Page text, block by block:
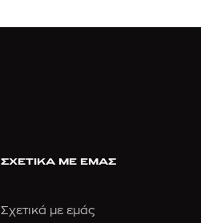
ΣΧΕΤΙΚΑ ΜΕ ΕΜΑΣ
Σχετικά με εμάς